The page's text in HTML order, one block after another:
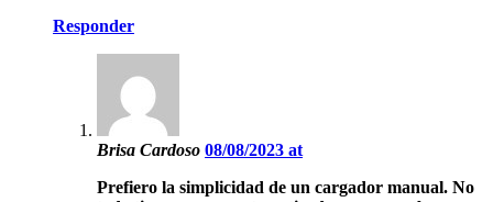
Responder
Brisa Cardoso 08/08/2023 at
Prefiero la simplicidad de un cargador manual. No